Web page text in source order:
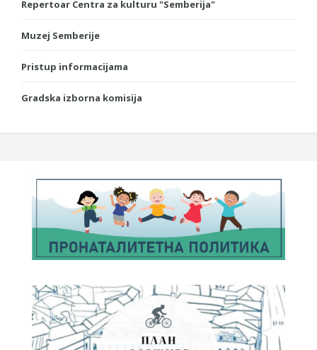
Repertoar Centra za kulturu "Semberija"
Muzej Semberije
Pristup informacijama
Gradska izborna komisija